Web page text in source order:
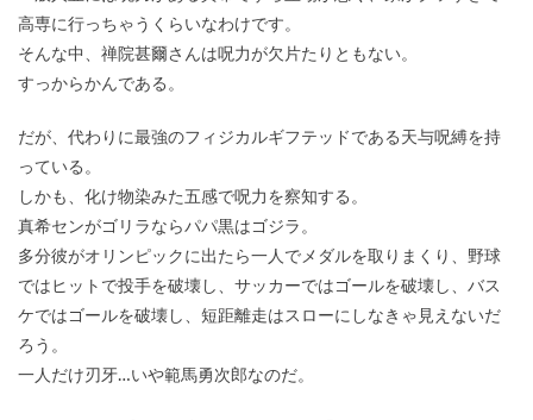
高専に行っちゃうくらいなわけです。
そんな中、禅院甚爾さんは呪力が欠片たりともない。
すっからかんである。
だが、代わりに最強のフィジカルギフテッドである天与呪縛を持
っている。
しかも、化け物染みた五感で呪力を察知する。
真希センがゴリラならパパ黒はゴジラ。
多分彼がオリンピックに出たら一人でメダルを取りまくり、野球
ではヒットで投手を破壊し、サッカーではゴールを破壊し、バス
ケではゴールを破壊し、短距離走はスローにしなきゃ見えないだ
ろう。
一人だけ刃牙…いや範馬勇次郎なのだ。